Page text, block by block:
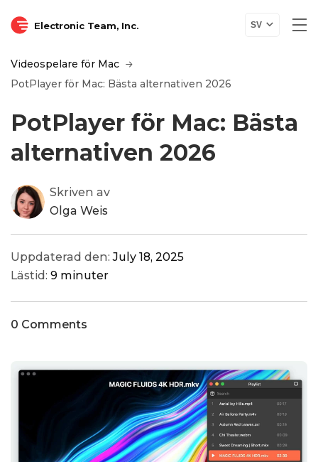
Electronic Team, Inc. SV
Videospelare för Mac
PotPlayer för Mac: Bästa alternativen 2026
PotPlayer för Mac: Bästa
alternativen 2026
Skriven av
Olga Weis
Uppdaterad den:July 18, 2025
Lästid: 9 minuter
0 Comments